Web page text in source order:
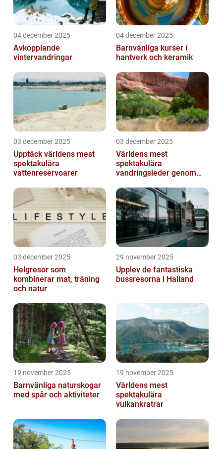
04 december 2025
Avkopplande
vintervandringar
04 december 2025
Barnvänliga kurser i
hantverk och keramik
03 december 2025
Upptäck världens mest
spektakulära
vattenreservoarer
03 december 2025
Världens mest
spektakulära
vandringsleder genom
03 december 2025
Helgresor som
kombinerar mat, träning
och natur
29 november 2025
Upplev de fantastiska
bussresorna i Halland
19 november 2025
Barnvänliga naturskogar
med spår och aktiviteter
19 november 2025
Världens mest
spektakulära
vulkankratrar